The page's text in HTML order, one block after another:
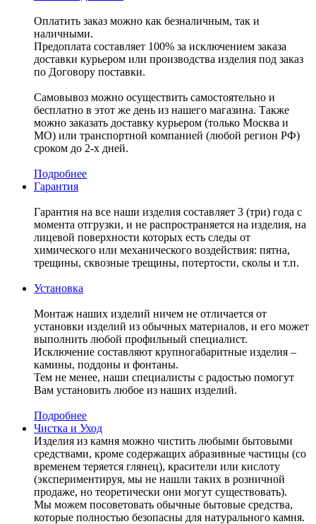
Оплатить заказ можно как безналичным, так и
наличными.
Предоплата составляет 100% за исключением заказа
доставки курьером или производства изделия под заказ
по Договору поставки.
Самовывоз можно осуществить самостоятельно и
бесплатно в этот же день из нашего магазина. Также
можно заказать доставку курьером (только Москва и
МО) или транспортной компанией (любой регион РФ)
сроком до 2-х дней.
Подробнее
Гарантия
Гарантия на все наши изделия составляет 3 (три) года с
момента отгрузки, и не распространяется на изделия, на
лицевой поверхности которых есть следы от
химического или механического воздействия: пятна,
трещины, сквозные трещины, потертости, сколы и т.п.
Установка
Монтаж наших изделий ничем не отличается от
установки изделий из обычных материалов, и его может
выполнить любой профильный специалист.
Исключение составляют крупногабаритные изделия –
камины, поддоны и фонтаны.
Тем не менее, наши специалисты с радостью помогут
Вам установить любое из наших изделий.
Подробнее
Чистка и Уход
Изделия из камня можно чистить любыми бытовыми
средствами, кроме содержащих абразивные частицы (со
временем теряется глянец), красители или кислоту
(экспериментируя, мы не нашли таких в розничной
продаже, но теоретически они могут существовать).
Мы можем посоветовать обычные бытовые средства,
которые полностью безопасны для натурального камня.